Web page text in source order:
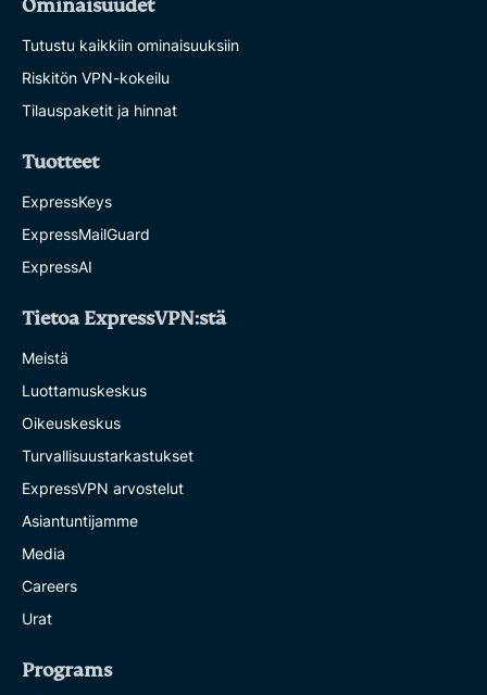
Ominaisuudet
Tutustu kaikkiin ominaisuuksiin
Riskitön VPN-kokeilu
Tilauspaketit ja hinnat
Tuotteet
ExpressKeys
ExpressMailGuard
ExpressAI
Tietoa ExpressVPN:stä
Meistä
Luottamuskeskus
Oikeuskeskus
Turvallisuustarkastukset
ExpressVPN arvostelut
Asiantuntijamme
Media
Careers
Urat
Programs